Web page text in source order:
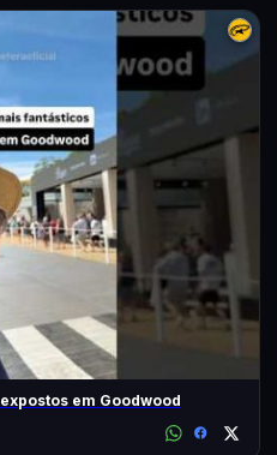
em Goodwood